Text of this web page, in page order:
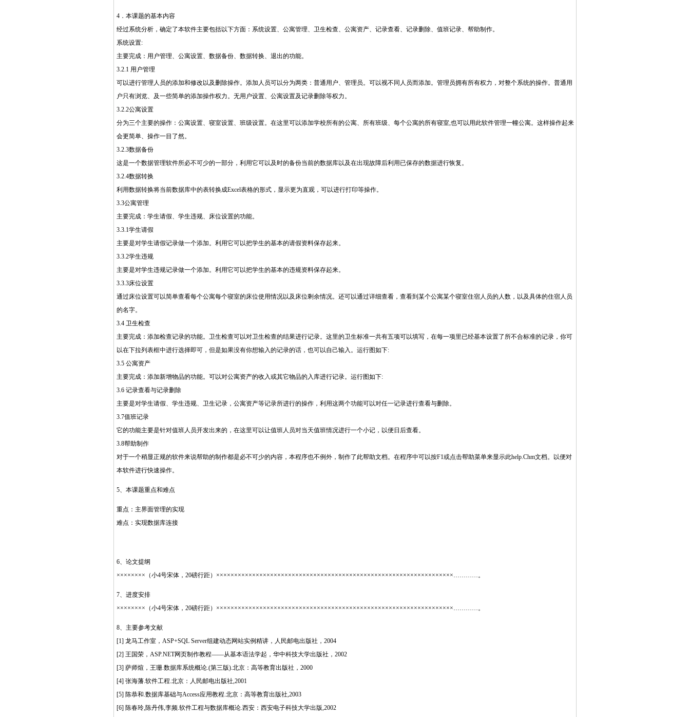
4．本课题的基本内容
经过系统分析，确定了本软件主要包括以下方面：系统设置、公寓管理、卫生检查、公寓资产、记录查看、记录删除、值班记录、帮助制作。
系统设置:
主要完成：用户管理、公寓设置、数据备份、数据转换、退出的功能。
3.2.1 用户管理
可以进行管理人员的添加和修改以及删除操作。添加人员可以分为两类：普通用户、管理员。可以视不同人员而添加。管理员拥有所有权力，对整个系统的操作。普通用
户只有浏览、及一些简单的添加操作权力。无用户设置、公寓设置及记录删除等权力。
3.2.2公寓设置
分为三个主要的操作：公寓设置、寝室设置、班级设置。在这里可以添加学校所有的公寓、所有班级、每个公寓的所有寝室,也可以用此软件管理一幢公寓。这样操作起来
会更简单、操作一目了然。
3.2.3数据备份
这是一个数据管理软件所必不可少的一部分，利用它可以及时的备份当前的数据库以及在出现故障后利用已保存的数据进行恢复。
3.2.4数据转换
利用数据转换将当前数据库中的表转换成Excel表格的形式，显示更为直观，可以进行打印等操作。
3.3公寓管理
主要完成：学生请假、学生违规、床位设置的功能。
3.3.1学生请假
主要是对学生请假记录做一个添加。利用它可以把学生的基本的请假资料保存起来。
3.3.2学生违规
主要是对学生违规记录做一个添加。利用它可以把学生的基本的违规资料保存起来。
3.3.3床位设置
通过床位设置可以简单查看每个公寓每个寝室的床位使用情况以及床位剩余情况。还可以通过详细查看，查看到某个公寓某个寝室住宿人员的人数，以及具体的住宿人员
的名字。
3.4 卫生检查
主要完成：添加检查记录的功能。卫生检查可以对卫生检查的结果进行记录。这里的卫生标准一共有五项可以填写，在每一项里已经基本设置了所不合标准的记录，你可
以在下拉列表框中进行选择即可，但是如果没有你想输入的记录的话，也可以自己输入。运行图如下:
3.5 公寓资产
主要完成：添加新增物品的功能。可以对公寓资产的收入或其它物品的入库进行记录。运行图如下:
3.6 记录查看与记录删除
主要是对学生请假、学生违规、卫生记录，公寓资产等记录所进行的操作，利用这两个功能可以对任一记录进行查看与删除。
3.7值班记录
它的功能主要是针对值班人员开发出来的，在这里可以让值班人员对当天值班情况进行一个小记，以便日后查看。
3.8帮助制作
对于一个稍显正规的软件来说帮助的制作都是必不可少的内容，本程序也不例外，制作了此帮助文档。在程序中可以按F1或点击帮助菜单来显示此help.Chm文档。以便对
本软件进行快速操作。
5、本课题重点和难点
重点：主界面管理的实现
难点：实现数据库连接
6、论文提纲
××××××××（小4号宋体，20磅行距）××××××××××××××××××××××××××××××××××××××××××××××××××××××××××××××××××…………。
7、进度安排
××××××××（小4号宋体，20磅行距）××××××××××××××××××××××××××××××××××××××××××××××××××××××××××××××××××…………。
8、主要参考文献
[1] 龙马工作室，ASP+SQL Server组建动态网站实例精讲，人民邮电出版社，2004
[2] 王国荣，ASP.NET网页制作教程——从基本语法学起，华中科技大学出版社，2002
[3] 萨师煊，王珊.数据库系统概论.(第三版).北京：高等教育出版社，2000
[4] 张海藩.软件工程.北京：人民邮电出版社,2001
[5] 陈恭和.数据库基础与Access应用教程.北京：高等教育出版社,2003
[6] 陈春玲,陈丹伟,李频.软件工程与数据库概论.西安：西安电子科技大学出版,2002